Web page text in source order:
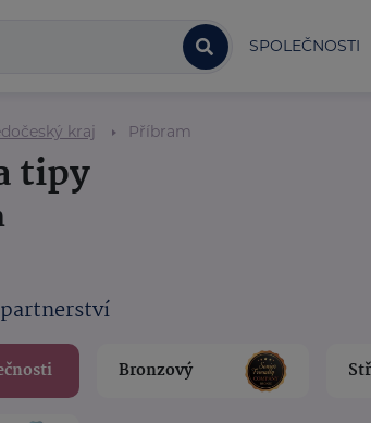
SPOLEČNOSTI
kraj Příbram
tipy
Bronzový